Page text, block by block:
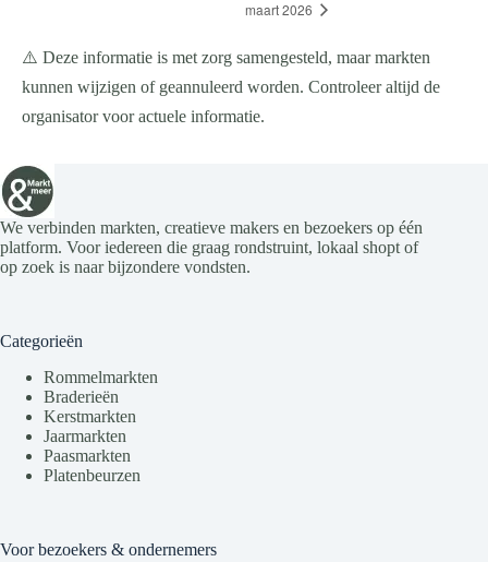
maart 2026
⚠️ Deze informatie is met zorg samengesteld, maar markten
kunnen wijzigen of geannuleerd worden. Controleer altijd de
organisator voor actuele informatie.
We verbinden markten, creatieve makers en bezoekers op één
platform. Voor iedereen die graag rondstruint, lokaal shopt of
op zoek is naar bijzondere vondsten.
Categorieën
Rommelmarkten
Braderieën
Kerstmarkten
Jaarmarkten
Paasmarkten
Platenbeurzen
Voor bezoekers & ondernemers